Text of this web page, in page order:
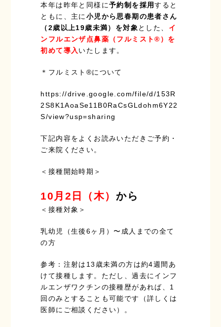
本年は昨年と同様に予約制を採用すると
ともに、主に 小児から思春期の患者さん
（2歳以上19歳未満）を対象 とした、 イ
ンフルエンザ点鼻薬（フルミスト®）を
初めて導入 いたします。
＊フルミスト®について
https://drive.google.com/file/d/153R
2S8K1AoaSe11B0RaCsGLdohm6Y22
S/view?usp=sharing
下記内容をよくお読みいただきご予約・
ご来院ください。
＜接種開始時期＞
10月2日（木） から
＜接種対象＞
乳幼児（生後6ヶ月）〜成人までの全て
の方
参考：注射は13歳未満の方は約4週間あ
けて接種します。ただし、過去にインフ
ルエンザワクチンの接種歴があれば、1
回のみとすることも可能です（詳しくは
医師にご相談ください）。